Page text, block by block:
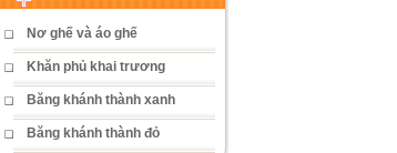
Nơ ghế và áo ghế
Khăn phủ khai trương
Băng khánh thành xanh
Băng khánh thành đỏ